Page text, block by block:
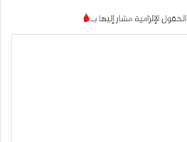
الحقول الإلزامية مشار إليها بـ*